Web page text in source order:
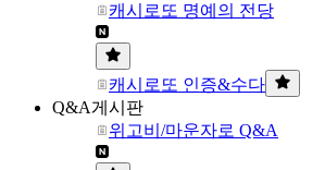
캐시로또 명예의 전당
캐시로또 인증&수다
Q&A게시판
위고비/마운자로 Q&A